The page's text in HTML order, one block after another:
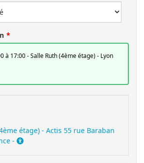
69003 Lyon France -